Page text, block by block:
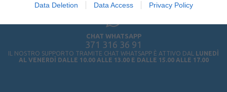
Data Deletion Data Access Privacy Policy
CHAT WHATSAPP
371 316 36 91
IL NOSTRO SUPPORTO TRAMITE CHAT WHATSAPP È ATTIVO DAL LUNEDÌ
AL VENERDÌ DALLE 10.00 ALLE 13.00 E DALLE 15.00 ALLE 17.00